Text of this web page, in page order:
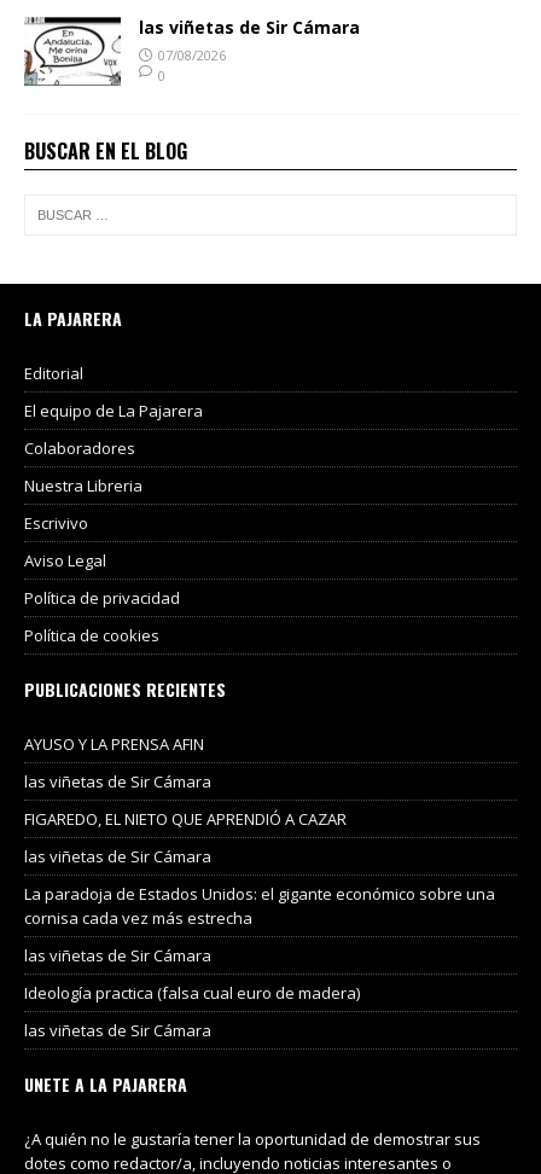
las viñetas de Sir Cámara
07/08/2026
0
BUSCAR EN EL BLOG
LA PAJARERA
Editorial
El equipo de La Pajarera
Colaboradores
Nuestra Libreria
Escrivivo
Aviso Legal
Política de privacidad
Política de cookies
PUBLICACIONES RECIENTES
AYUSO Y LA PRENSA AFIN
las viñetas de Sir Cámara
FIGAREDO, EL NIETO QUE APRENDIÓ A CAZAR
las viñetas de Sir Cámara
La paradoja de Estados Unidos: el gigante económico sobre una
cornisa cada vez más estrecha
las viñetas de Sir Cámara
Ideología practica (falsa cual euro de madera)
las viñetas de Sir Cámara
UNETE A LA PAJARERA
¿A quién no le gustaría tener la oportunidad de demostrar sus
dotes como redactor/a, incluyendo noticias interesantes o